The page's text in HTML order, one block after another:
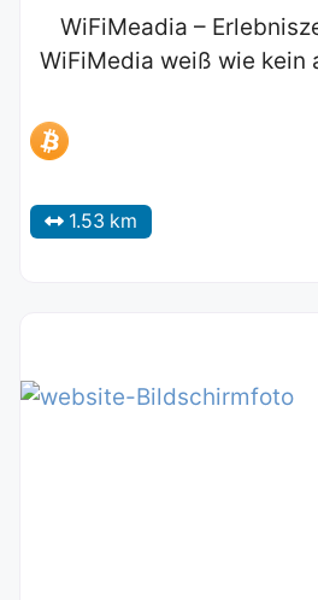
WiFiMeadia –
WiFiMedia weiß wie kein
1.53 km